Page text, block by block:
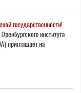
государственности!
института
приглашает на